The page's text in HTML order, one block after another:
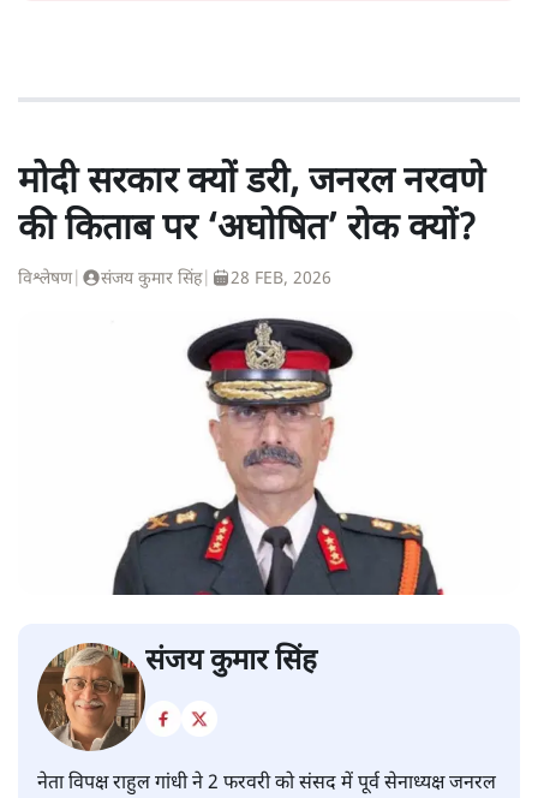
मोदी सरकार क्यों डरी, जनरल नरवणे
की किताब पर ‘अघोषित’ रोक क्यों?
विश्लेषण| संजय कुमार सिंह| 28 FEB, 2026
संजय कुमार सिंह
नेता विपक्ष राहुल गांधी ने 2 फरवरी को संसद में पूर्व सेनाध्यक्ष जनरल